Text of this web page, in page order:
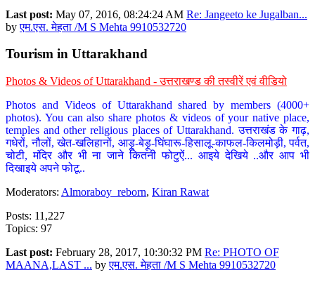
Last post: May 07, 2016, 08:24:24 AM Re: Jangeeto ke Jugalban...
byएम.एस. मेहता /M S Mehta 9910532720
Tourism in Uttarakhand
Photos & Videos of Uttarakhand - उत्तराखण्ड की तस्वीरें एवं वीडियो
Photos and Videos of Uttarakhand shared by members (4000+
photos). You can also share photos & videos of your native place,
temples and other religious places of Uttarakhand. उत्तराखंड के गाढ़,
गधेरों, नौलों, खेत-खलिहानों, आड़ू-बेड़ू-घिंघारू-हिसालू-काफल-किलमोड़ी, पर्वत,
चोटी, मंदिर और भी ना जाने कितनी फोटुऐं... आइये देखिये ..और आप भी
दिखाइये अपने फोटू..
Moderators: Almoraboy_reborn, Kiran Rawat
Posts: 11,227
Topics: 97
Last post: February 28, 2017, 10:30:32 PM Re: PHOTO OF
MAANA,LAST ... byएम.एस. मेहता /M S Mehta 9910532720